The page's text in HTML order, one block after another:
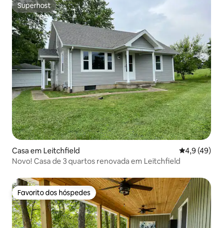
Superhost
Superhost
Casa em Leitchfield
4,9 (49)
Novo! Casa de 3 quartos renovada em Leitchfield
Favorito dos hóspedes
Favorito dos hóspedes